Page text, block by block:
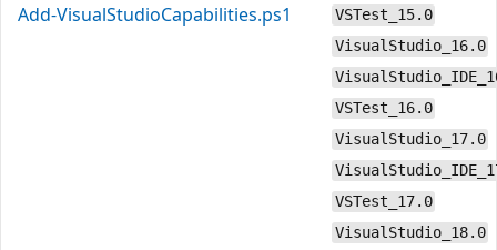
Add-VisualStudioCapabilities.ps1
VSTest_15.0
VisualStudio_16.0
VSTest_16.0
VisualStudio_17.0
VSTest_17.0
VisualStudio_18.0